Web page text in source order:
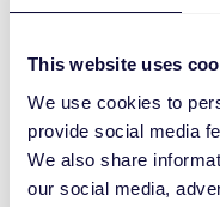
This website uses
We use cookies to
provide social media
We also share
our social media,
Mobiel nummer